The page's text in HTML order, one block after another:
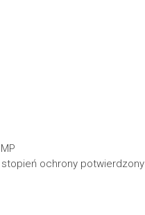
ochrony potwierdzony